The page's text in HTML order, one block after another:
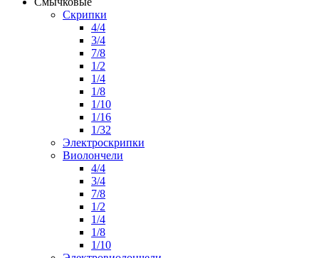
Скрипки
4/4
3/4
7/8
1/2
1/4
1/8
1/10
1/16
1/32
Электроскрипки
Виолончели
4/4
3/4
7/8
1/2
1/4
1/8
1/10